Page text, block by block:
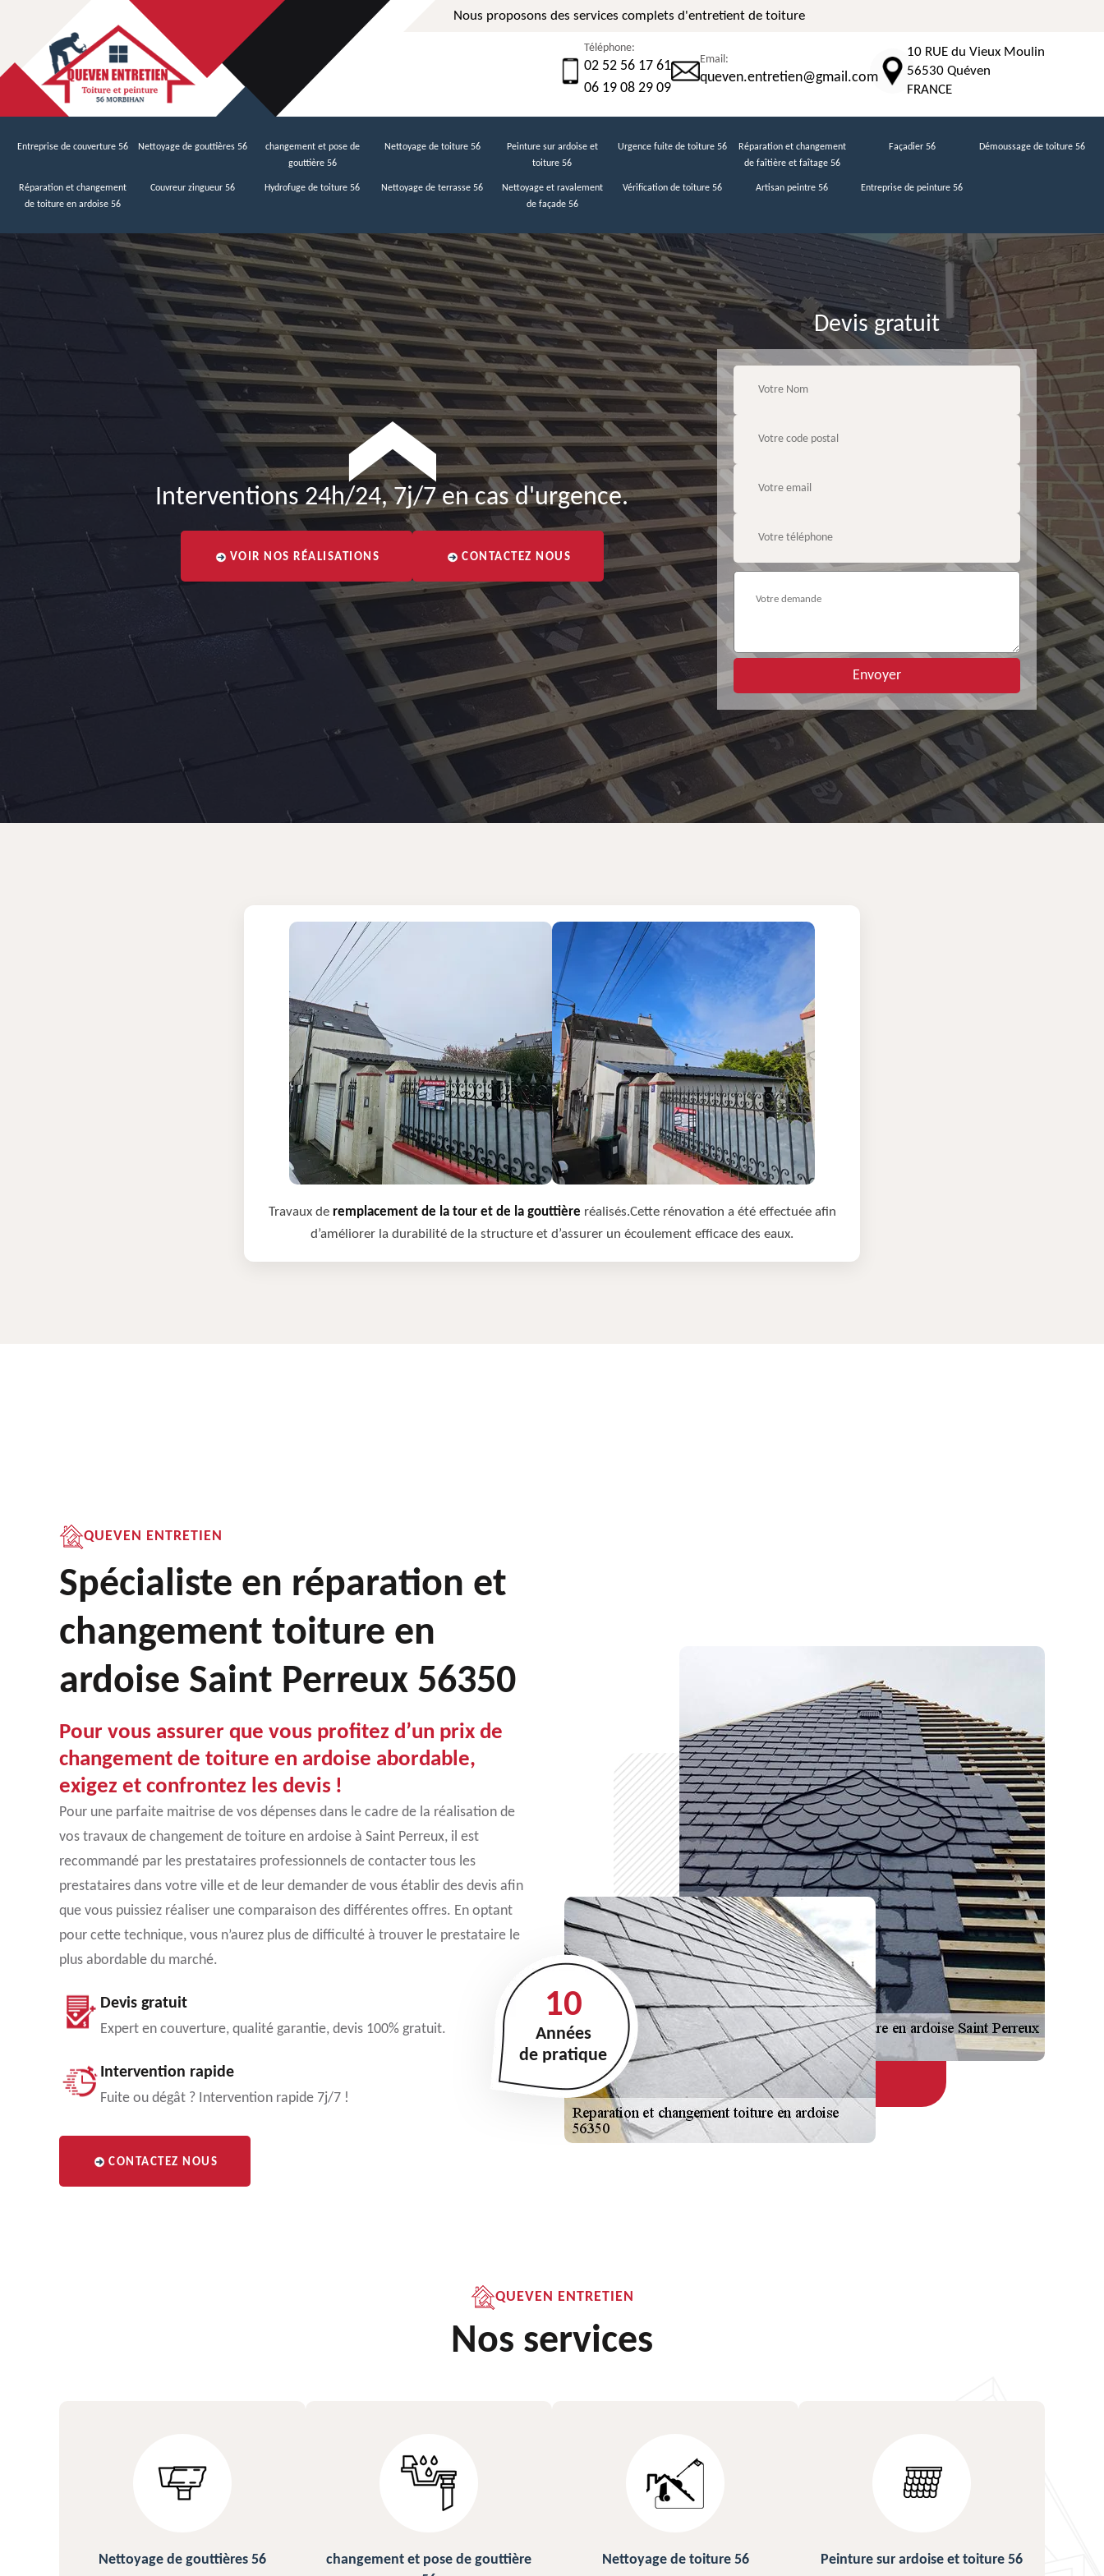
Nous proposons des services complets d'entretient de toiture
Téléphone:
02 52 56 17 61
06 19 08 29 09
Email:
queven.entretien@gmail.com
10 RUE du Vieux Moulin
56530 Quéven
FRANCE
Entreprise de couverture 56 Nettoyage de gouttières 56
changement et pose de
gouttière 56
Nettoyage de toiture 56
Peinture sur ardoise et
toiture 56
Urgence fuite de toiture 56
Réparation et changement
de faîtière et faîtage 56
Façadier 56 Démoussage de toiture 56
Réparation et changement
de toiture en ardoise 56
Couvreur zingueur 56 Hydrofuge de toiture 56 Nettoyage de terrasse 56
Nettoyage et ravalement
de façade 56
Vérification de toiture 56 Artisan peintre 56 Entreprise de peinture 56
Interventions 24h/24, 7j/7 en cas d'urgence.
VOIR NOS RÉALISATIONS CONTACTEZ NOUS
Devis gratuit
Travaux de remplacement de la tour et de la gouttière réalisés.Cette rénovation a été effectuée afin
d’améliorer la durabilité de la structure et d’assurer un écoulement efficace des eaux.
QUEVEN ENTRETIEN
Spécialiste en réparation et
changement toiture en
ardoise Saint Perreux 56350
Pour vous assurer que vous profitez d’un prix de
changement de toiture en ardoise abordable,
exigez et confrontez les devis !
Pour une parfaite maitrise de vos dépenses dans le cadre de la réalisation de
vos travaux de changement de toiture en ardoise à Saint Perreux, il est
recommandé par les prestataires professionnels de contacter tous les
prestataires dans votre ville et de leur demander de vous établir des devis afin
que vous puissiez réaliser une comparaison des différentes offres. En optant
pour cette technique, vous n’aurez plus de difficulté à trouver le prestataire le
plus abordable du marché.
Devis gratuit
Expert en couverture, qualité garantie, devis 100% gratuit.
Intervention rapide
Fuite ou dégât ? Intervention rapide 7j/7 !
CONTACTEZ NOUS
10
Années
de pratique
QUEVEN ENTRETIEN
Nos services
changement et pose de gouttière
Nettoyage de toiture 56 Peinture sur ardoise et toiture 56 Urgence fuite de toiture 56